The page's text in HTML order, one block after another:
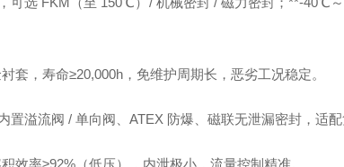
套，寿命≥20,000h，免维护周期长，恶劣工况稳定。
溢流阀 / 单向阀、ATEX 防爆、磁联无泄漏密封，适配
效率≥92%（低压），内泄极小，流量控制精准。